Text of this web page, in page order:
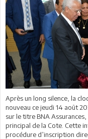
Après un long silence, la
nouveau ce jeudi 14 août
sur le titre BNA Assurances,
principal de la Cote. Cette
procédure d’inscription